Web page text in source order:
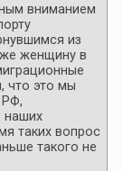
вниманием
из
женщину в
что это мы
РФ,
наших
таких вопрос
такого не